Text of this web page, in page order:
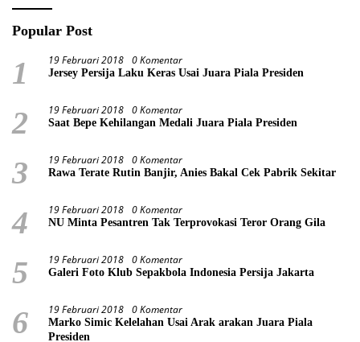
Popular Post
1 19 Februari 2018 0 Komentar
Jersey Persija Laku Keras Usai Juara Piala Presiden
2 19 Februari 2018 0 Komentar
Saat Bepe Kehilangan Medali Juara Piala Presiden
3 19 Februari 2018 0 Komentar
Rawa Terate Rutin Banjir, Anies Bakal Cek Pabrik Sekitar
4 19 Februari 2018 0 Komentar
NU Minta Pesantren Tak Terprovokasi Teror Orang Gila
5 19 Februari 2018 0 Komentar
Galeri Foto Klub Sepakbola Indonesia Persija Jakarta
6 19 Februari 2018 0 Komentar
Marko Simic Kelelahan Usai Arak arakan Juara Piala
Presiden